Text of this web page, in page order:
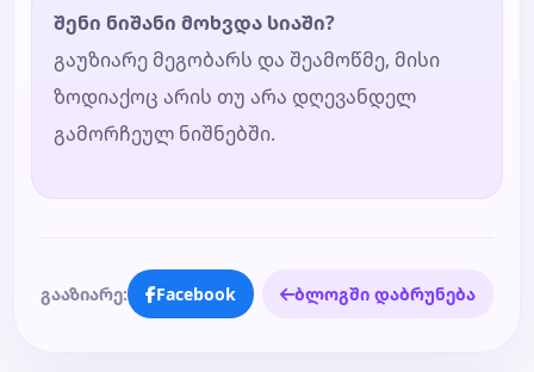
შენი ნიშანი მოხვდა სიაში?
გაუზიარე მეგობარს და შეამოწმე, მისი
ზოდიაქოც არის თუ არა დღევანდელ
გამორჩეულ ნიშნებში.
გააზიარე: Facebook ბლოგში დაბრუნება